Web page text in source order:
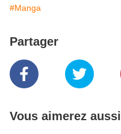
#Manga
Partager
Vous aimerez aussi